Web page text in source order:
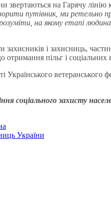
звертаються на Гарячу
путівник, ми ретельно
на якому етапі
захисників і захисниць,
отримання пільг і соціальних
ветеранського
соціального захисту
України